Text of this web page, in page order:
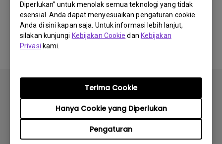
Diperlukan” untuk menolak semua teknologi yang tidak
esensial. Anda dapat menyesuaikan pengaturan cookie
Anda di sini kapan saja. Untuk informasi lebih lanjut,
silakan kunjungi Kebijakan Cookie dan Kebijakan
Privasi kami.
Pengaturan
Hanya Cookie yang Diperlukan
Terima Cookie
Tidak ada video terkait
Berlangganan